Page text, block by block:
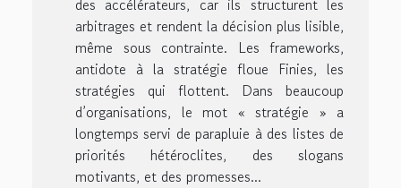
des accélérateurs, car ils structurent les
arbitrages et rendent la décision plus lisible,
même sous contrainte. Les frameworks,
antidote à la stratégie floue Finies, les
stratégies qui flottent. Dans beaucoup
d’organisations, le mot « stratégie » a
longtemps servi de parapluie à des listes de
priorités hétéroclites, des slogans
motivants, et des promesses...